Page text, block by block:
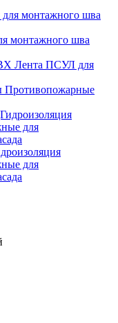
монтажного шва
Лента ПСУЛ для
Противопожарные
для